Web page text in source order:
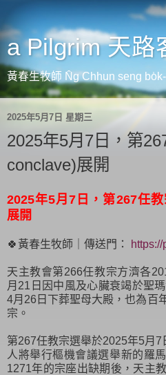
a Pilgrim 天路
黃春生牧師 N̂g Chhun seng
2025年5月7日 星期三
2025年5月7日，第
conclave)展開
2025年5月7日，第267任
展開
🍀黃春生牧師｜傳送門：
天主教會第266任教宗方濟各
月21日因中風及心臟衰竭於聖
4月26日下葬聖母大殿，也為百
宗。
第267任教宗選舉於2025年5月
人將舉行樞機會議選舉新的羅
1271年的宗座出缺期後，天主